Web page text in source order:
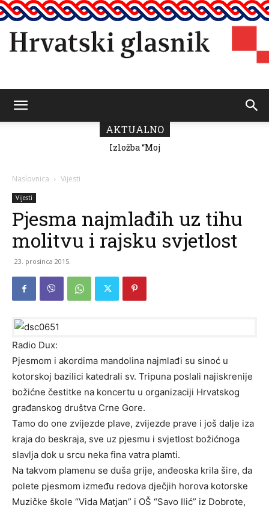
AKTUALNO
Predsjednik
Izložba “Moj
Naslovnica Vijesti
Vijesti
Pjesma najmlađih uz tihu
molitvu i rajsku svjetlost
23. prosinca 2015.
Radio Dux:
Pjesmom i akordima mandolina najmlađi su sinoć u
kotorskoj bazilici katedrali sv. Tripuna poslali najiskrenije
božićne čestitke na koncertu u organizaciji Hrvatskog
građanskog društva Crne Gore.
Tamo do one zvijezde plave, zvijezde prave i još dalje iza
kraja do beskraja, sve uz pjesmu i svjetlost božićnoga
slavlja dok u srcu neka fina vatra plamti.
Na takvom plamenu se duša grije, anđeoska krila šire, da
polete pjesmom između redova dječjih horova kotorske
Muzičke škole “Vida Matjan” i OŠ “Savo Ilić” iz Dobrote,